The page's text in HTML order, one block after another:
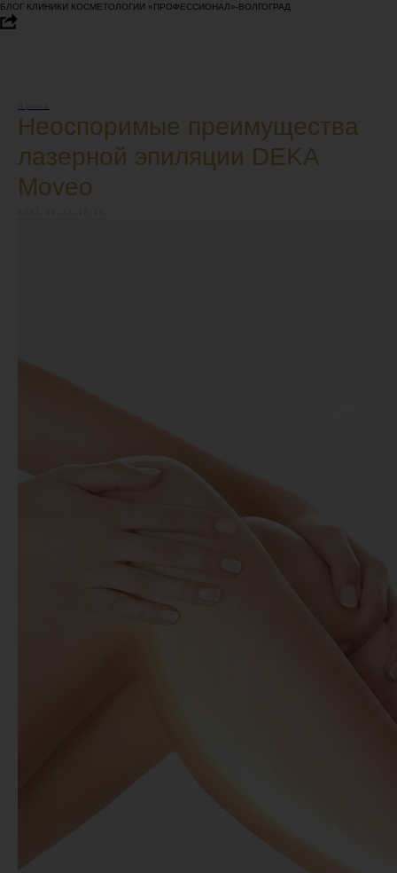
БЛОГ КЛИНИКИ КОСМЕТОЛОГИИ «ПРОФЕССИОНАЛ»-ВОЛГОГРАД
Неоспоримые преимущества
лазерной эпиляции DEKA
Moveo